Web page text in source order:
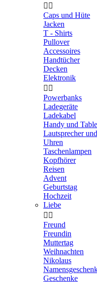
 
Caps und Hüte
Jacken
T - Shirts
Pullover
Accessoires
Handtücher
Decken
Elektronik
 
Powerbanks
Ladegeräte
Ladekabel
Handy und
Lautsprecher
Uhren
Taschenlampen
Kopfhörer
Reisen
Advent
Geburtstag
Hochzeit
Liebe
 
Freund
Freundin
Muttertag
Weihnachten
Nikolaus
Geschenke